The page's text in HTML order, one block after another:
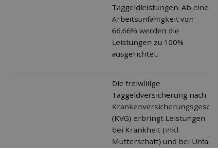
Taggeldleistungen. Ab einer
Arbeitsunfähigkeit von
66.66% werden die
Leistungen zu 100%
ausgerichtet.
Die freiwillige
Taggeldversicherung nach
Krankenversicherungsgesetz
(KVG) erbringt Leistungen
bei Krankheit (inkl.
Mutterschaft) und bei Unfall.